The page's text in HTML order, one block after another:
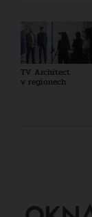
TV Architect
v regionech